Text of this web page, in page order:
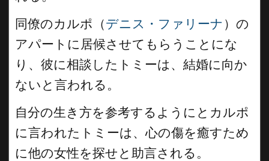
同僚のカルポ（デニス・ファリーナ ）の
アパートに居候させてもらうことにな
り、彼に相談したトミーは、結婚に向か
ないと言われる。
自分の生き方を参考するようにとカルポ
に言われたトミーは、心の傷を癒すため
に他の女性を探せと助言される。